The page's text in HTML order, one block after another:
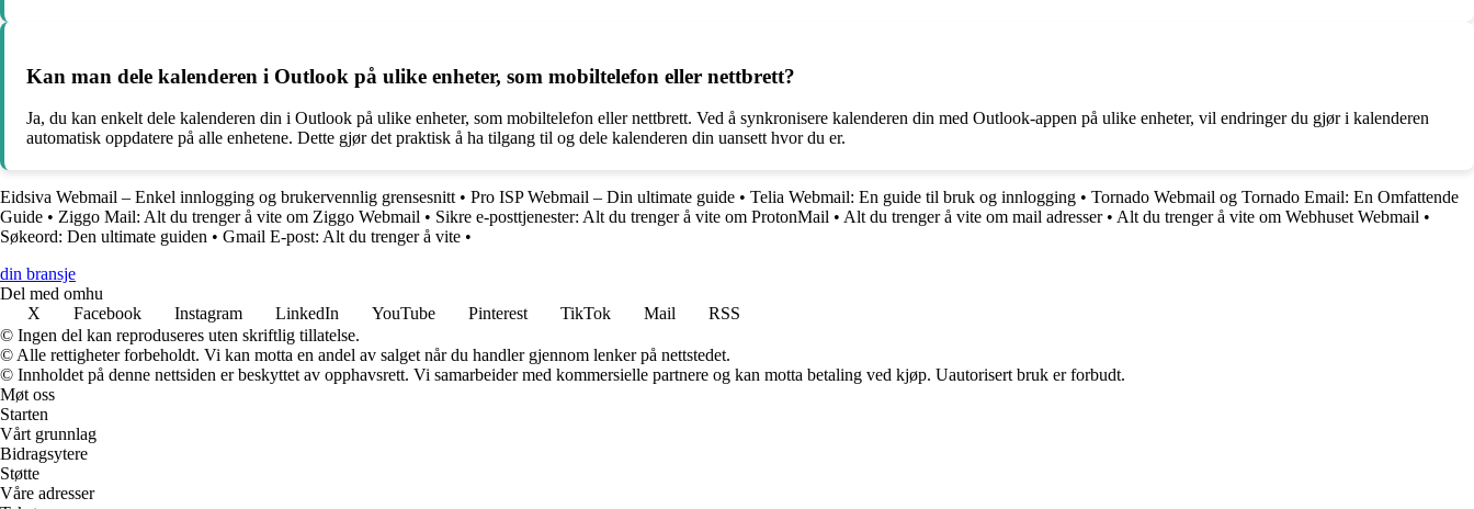
Kan man dele kalenderen i Outlook på ulike enheter, som mobiltelefon eller nettbrett?
Ja, du kan enkelt dele kalenderen din i Outlook på ulike enheter, som mobiltelefon eller nettbrett. Ved å synkronisere kalenderen din med Outlook-appen på ulike enheter, vil endringer du gjør i kalenderen
automatisk oppdatere på alle enhetene. Dette gjør det praktisk å ha tilgang til og dele kalenderen din uansett hvor du er.
Eidsiva Webmail – Enkel innlogging og brukervennlig grensesnitt • Pro ISP Webmail – Din ultimate guide • Telia Webmail: En guide til bruk og innlogging • Tornado Webmail og Tornado Email: En Omfattende
Guide • Ziggo Mail: Alt du trenger å vite om Ziggo Webmail • Sikre e-posttjenester: Alt du trenger å vite om ProtonMail • Alt du trenger å vite om mail adresser• Alt du trenger å vite om Webhuset Webmail •
Søkeord: Den ultimate guiden • Gmail E-post: Alt du trenger å vite •
din bransje
Del med omhu
X
Facebook Instagram LinkedIn YouTube Pinterest TikTok Mail
RSS
© Ingen del kan reproduseres uten skriftlig tillatelse.
© Alle rettigheter forbeholdt. Vi kan motta en andel av salget når du handler gjennom lenker på nettstedet.
© Innholdet på denne nettsiden er beskyttet av opphavsrett. Vi samarbeider med kommersielle partnere og kan motta betaling ved kjøp. Uautorisert bruk er forbudt.
Møt oss
Starten
Vårt grunnlag
Bidragsytere
Støtte
Våre adresser